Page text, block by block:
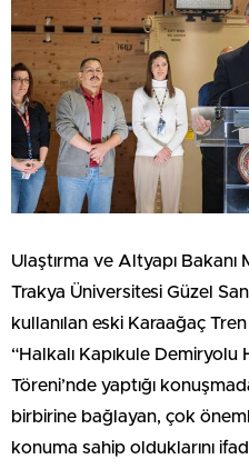
Ulaştırma ve Altyapı
Trakya Üniversitesi Güzel
kullanılan eski Karaağaç
“Halkalı Kapıkule Demiryolu
Töreni’nde yaptığı
birbirine bağlayan, çok
konuma sahip olduklarını